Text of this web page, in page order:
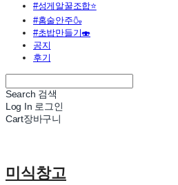
#성게알꿀조합⭐
#홈술안주🍶
#초밥만들기🍣
공지
후기
Search 검색
Log In 로그인
Cart장바구니
미식창고